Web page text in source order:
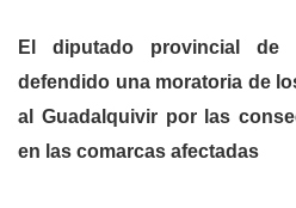
El diputado provincial de
defendido una moratoria de
al Guadalquivir por las
en las comarcas afectadas